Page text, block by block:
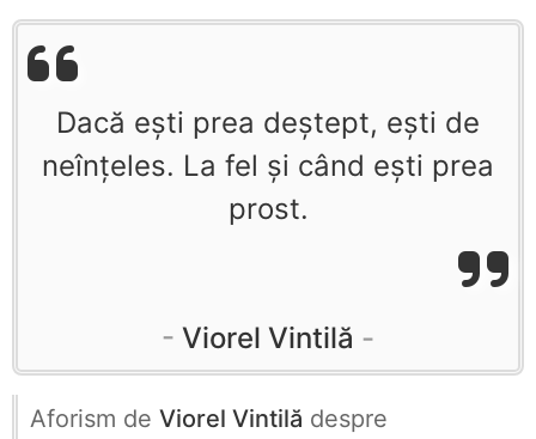
Dacă eşti prea deştept, eşti de
neînţeles. La fel şi când eşti prea
prost.
Viorel Vintilă
Aforism de Viorel Vintilă despre